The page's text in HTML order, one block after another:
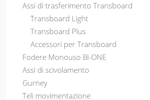
Assi di trasferimento Transboard
Transboard Light
Transboard Plus
Accessori per Transboard
Fodere Monouso Bi-ONE
Assi di scivolamento
Gurney
Teli movimentazione